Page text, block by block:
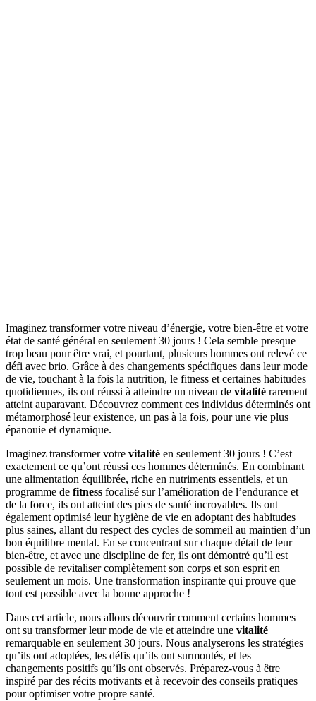
Imaginez transformer votre niveau d’énergie, votre bien-être et votre
état de santé général en seulement 30 jours ! Cela semble presque
trop beau pour être vrai, et pourtant, plusieurs hommes ont relevé ce
défi avec brio. Grâce à des changements spécifiques dans leur mode
de vie, touchant à la fois la nutrition, le fitness et certaines habitudes
quotidiennes, ils ont réussi à atteindre un niveau de vitalité rarement
atteint auparavant. Découvrez comment ces individus déterminés ont
métamorphosé leur existence, un pas à la fois, pour une vie plus
épanouie et dynamique.
Imaginez transformer votre vitalité en seulement 30 jours ! C’est
exactement ce qu’ont réussi ces hommes déterminés. En combinant
une alimentation équilibrée, riche en nutriments essentiels, et un
programme de fitness focalisé sur l’amélioration de l’endurance et
de la force, ils ont atteint des pics de santé incroyables. Ils ont
également optimisé leur hygiène de vie en adoptant des habitudes
plus saines, allant du respect des cycles de sommeil au maintien d’un
bon équilibre mental. En se concentrant sur chaque détail de leur
bien-être, et avec une discipline de fer, ils ont démontré qu’il est
possible de revitaliser complètement son corps et son esprit en
seulement un mois. Une transformation inspirante qui prouve que
tout est possible avec la bonne approche !
Dans cet article, nous allons découvrir comment certains hommes
ont su transformer leur mode de vie et atteindre une vitalité
remarquable en seulement 30 jours. Nous analyserons les stratégies
qu’ils ont adoptées, les défis qu’ils ont surmontés, et les
changements positifs qu’ils ont observés. Préparez-vous à être
inspiré par des récits motivants et à recevoir des conseils pratiques
pour optimiser votre propre santé.